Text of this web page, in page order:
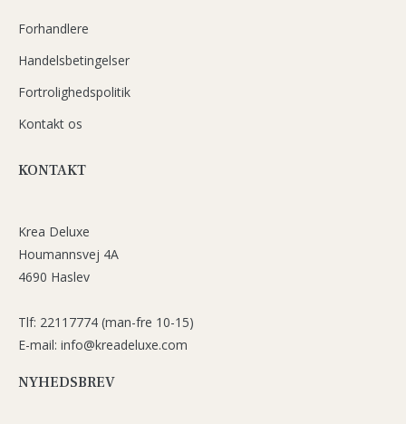
Forhandlere
Handelsbetingelser
Fortrolighedspolitik
Kontakt os
KONTAKT
Krea Deluxe
Houmannsvej 4A
4690 Haslev
Tlf: 22117774 (man-fre 10-15)
E-mail: info@kreadeluxe.com
NYHEDSBREV